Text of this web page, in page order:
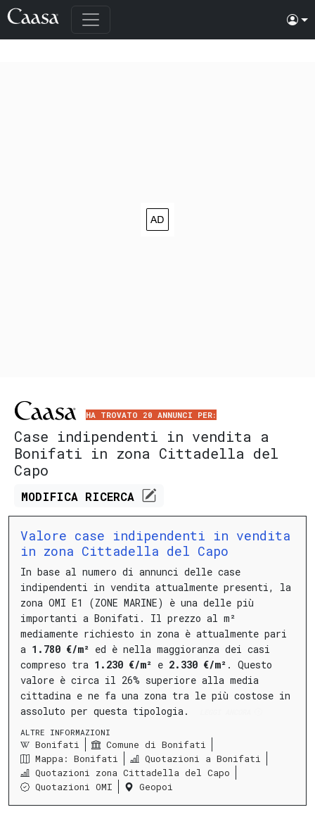
HA TROVATO 20 ANNUNCI PER:
Case indipendenti in vendita a
Bonifati in zona Cittadella del
Capo
MODIFICA RICERCA
Valore case indipendenti in vendita
in zona Cittadella del Capo
In base al numero di annunci delle case
indipendenti in vendita attualmente presenti, la
zona OMI E1 (ZONE MARINE) è una delle più
importanti a Bonifati.
Il prezzo al m²
mediamente richiesto in zona è attualmente pari
a 1.780 €/m² ed è nella maggioranza dei casi
compreso tra 1.230 €/m² e 2.330 €/m² . Questo
valore è circa il 26% superiore alla media
cittadina e ne fa una zona tra le più costose in
assoluto per questa tipologia.
ALTRE INFORMAZIONI
Bonifati
Comune di Bonifati
Mappa: Bonifati
Quotazioni a Bonifati
Quotazioni zona Cittadella del Capo
Quotazioni OMI
Geopoi